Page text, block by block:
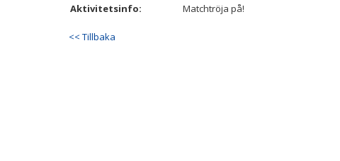
Aktivitetsinfo:
Matchtröja på!
<< Tillbaka